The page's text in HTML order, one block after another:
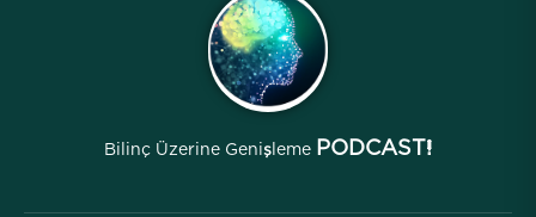
Bilinç Üzerine Genişleme PODCAST!